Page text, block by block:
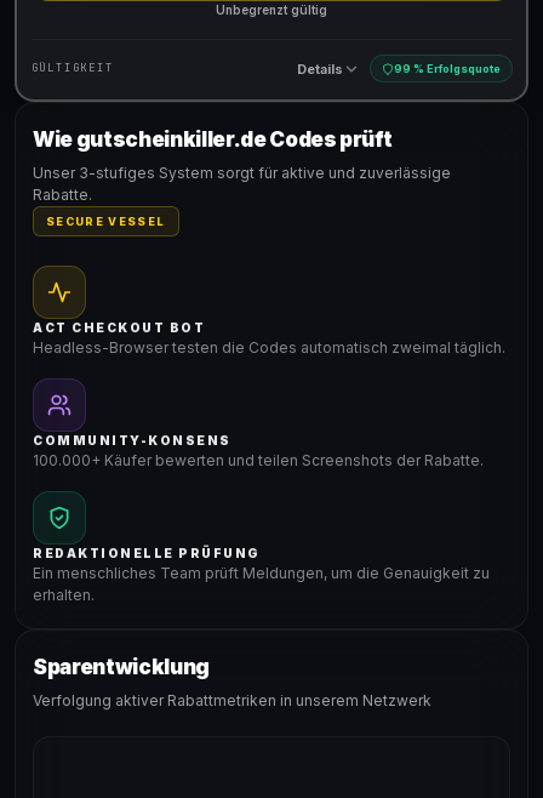
Unbegrenzt gültig
GÜLTIGKEIT Details 99 % Erfolgsquote
Gültig für teilnehmende Produkte
Wie gutscheinkiller.de Codes prüft
Unser 3-stufiges System sorgt für aktive und zuverlässige
Rabatte.
SECURE VESSEL
ACT CHECKOUT BOT
Headless-Browser testen die Codes automatisch zweimal täglich.
COMMUNITY-KONSENS
100.000+ Käufer bewerten und teilen Screenshots der Rabatte.
REDAKTIONELLE PRÜFUNG
Ein menschliches Team prüft Meldungen, um die Genauigkeit zu
erhalten.
Sparentwicklung
Verfolgung aktiver Rabattmetriken in unserem Netzwerk